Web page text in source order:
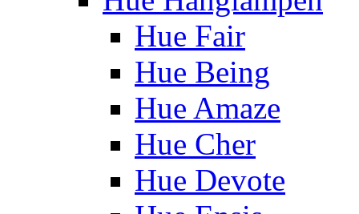
Hue Fair
Hue Being
Hue Amaze
Hue Cher
Hue Devote